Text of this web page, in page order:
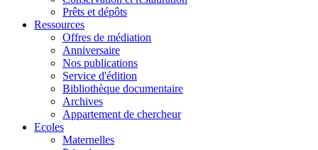
Prêts et dépôts
Ressources
Offres de médiation
Anniversaire
Nos publications
Service d'édition
Bibliothèque documentaire
Archives
Appartement de chercheur
Ecoles
Maternelles